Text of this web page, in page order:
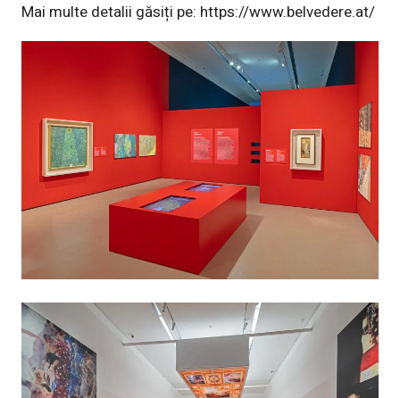
Mai multe detalii găsiți pe: https://www.belvedere.at/